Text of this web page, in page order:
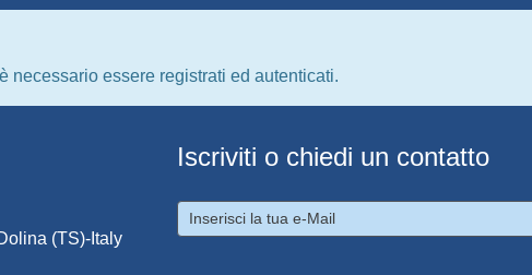
necessario essere registrati ed autenticati.
(TS)-Italy
Iscriviti o chiedi un contatto